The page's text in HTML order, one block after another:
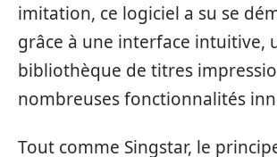
imitation, ce logiciel a su se
grâce à une interface intuitive,
bibliothèque de titres
nombreuses fonctionnalités
Tout comme Singstar, le